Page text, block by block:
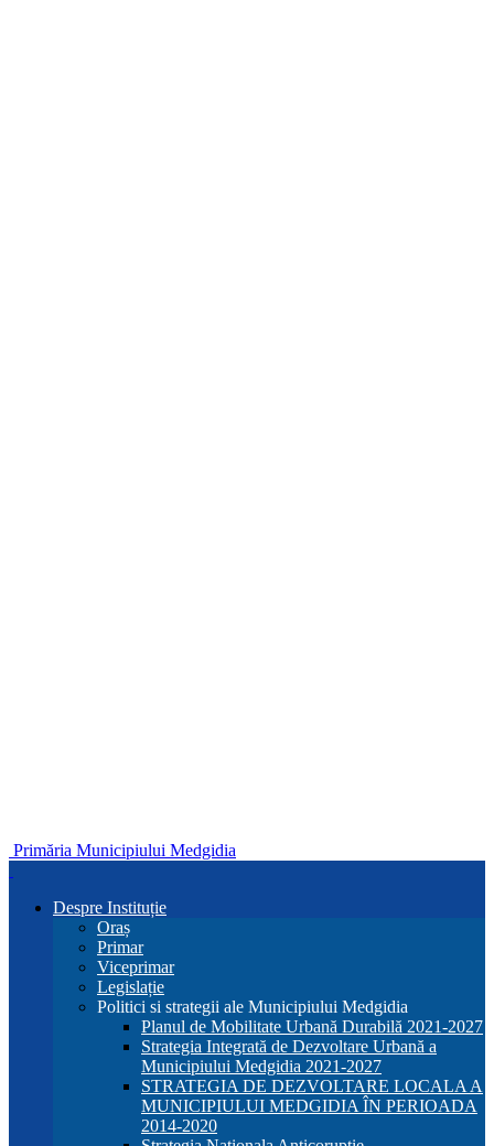
Primăria Municipiului Medgidia
Despre Instituție
Oraș
Primar
Viceprimar
Legislație
Politici si strategii ale Municipiului Medgidia
Planul de Mobilitate Urbană Durabilă 2021-2027
Strategia Integrată de Dezvoltare Urbană a
Municipiului Medgidia 2021-2027
STRATEGIA DE DEZVOLTARE LOCALA A
MUNICIPIULUI MEDGIDIA ÎN PERIOADA
2014-2020